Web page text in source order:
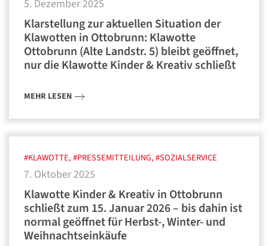
5. Dezember 2025
Klarstellung zur aktuellen Situation der
Klawotten in Ottobrunn: Klawotte
Ottobrunn (Alte Landstr. 5) bleibt geöffnet,
nur die Klawotte Kinder & Kreativ schließt
MEHR LESEN
#KLAWOTTE, #PRESSEMITTEILUNG, #SOZIALSERVICE
7. Oktober 2025
Klawotte Kinder & Kreativ in Ottobrunn
schließt zum 15. Januar 2026 – bis dahin ist
normal geöffnet für Herbst-, Winter- und
Weihnachtseinkäufe